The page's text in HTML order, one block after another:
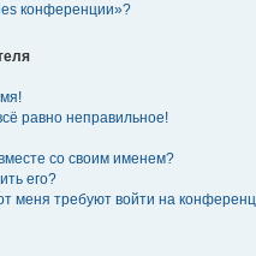
конференции»?
равно неправильное!
со своим именем?
его?
меня требуют войти на